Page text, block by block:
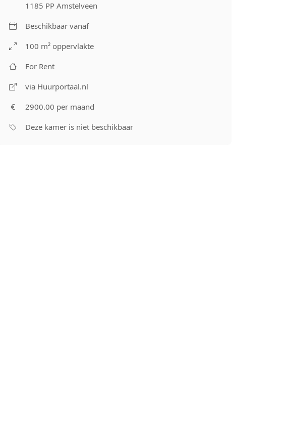
1185 PP Amstelveen
Beschikbaar vanaf
100 m² oppervlakte
For Rent
via Huurportaal.nl
2900.00 per maand
Deze kamer is niet beschikbaar